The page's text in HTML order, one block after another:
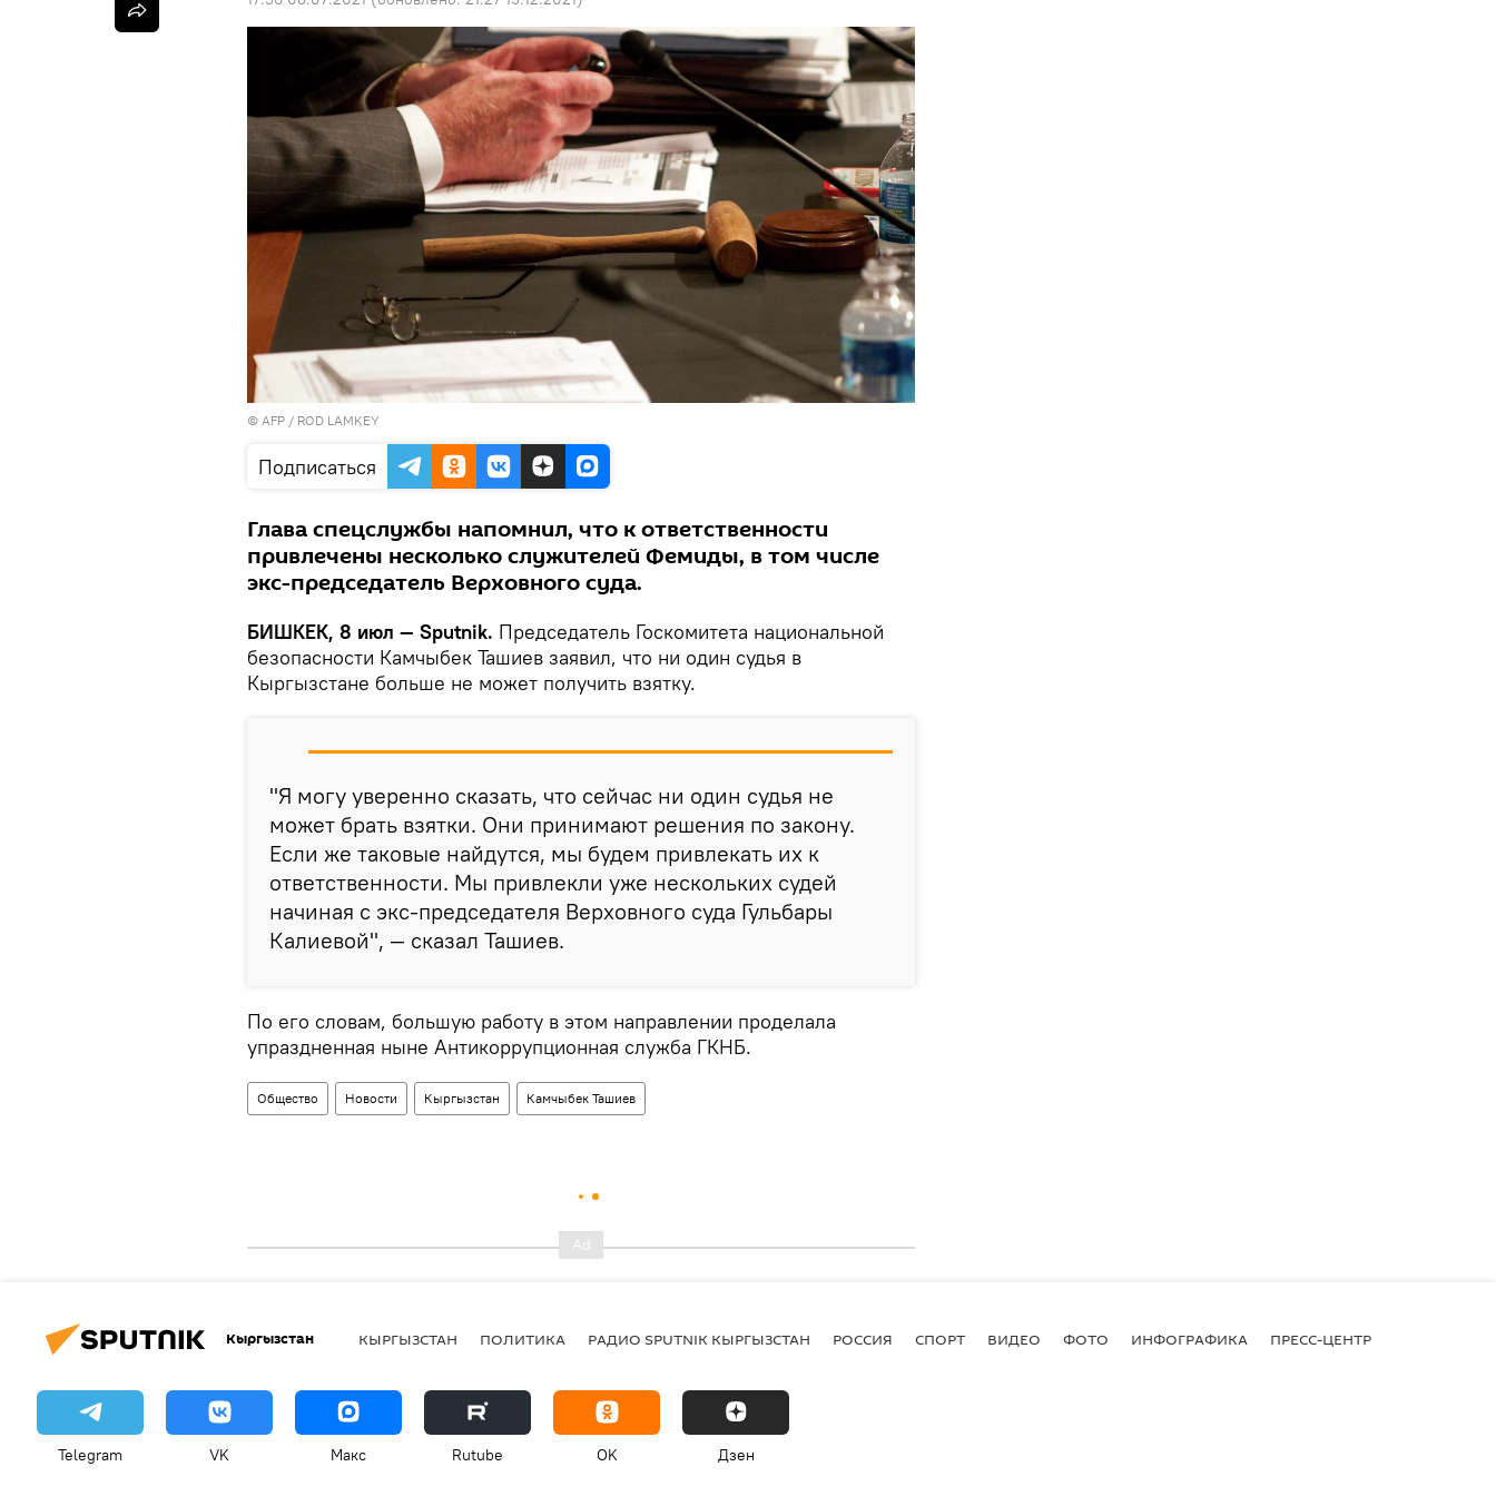
© AFP / ROD LAMKEY
Подписаться
Глава спецслужбы напомнил, что к ответственности
привлечены несколько служителей Фемиды, в том числе
экс-председатель Верховного суда.
БИШКЕК, 8 июл — Sputnik. Председатель Госкомитета национальной
безопасности Камчыбек Ташиев заявил, что ни один судья в
Кыргызстане больше не может получить взятку.
"Я могу уверенно сказать, что сейчас ни один судья не
может брать взятки. Они принимают решения по закону.
Если же таковые найдутся, мы будем привлекать их к
ответственности. Мы привлекли уже нескольких судей
начиная с экс-председателя Верховного суда Гульбары
Калиевой", — сказал Ташиев.
По его словам, большую работу в этом направлении проделала
упраздненная ныне Антикоррупционная служба ГКНБ.
Общество Новости Кыргызстан Камчыбек Ташиев
Кыргызстан КЫРГЫЗСТАН ПОЛИТИКА РАДИО SPUTNIK КЫРГЫЗСТАН РОССИЯ СПОРТ ВИДЕО ФОТО ИНФОГРАФИКА ПРЕСС-ЦЕНТР
Telegram VK Макс Rutube OK Дзен